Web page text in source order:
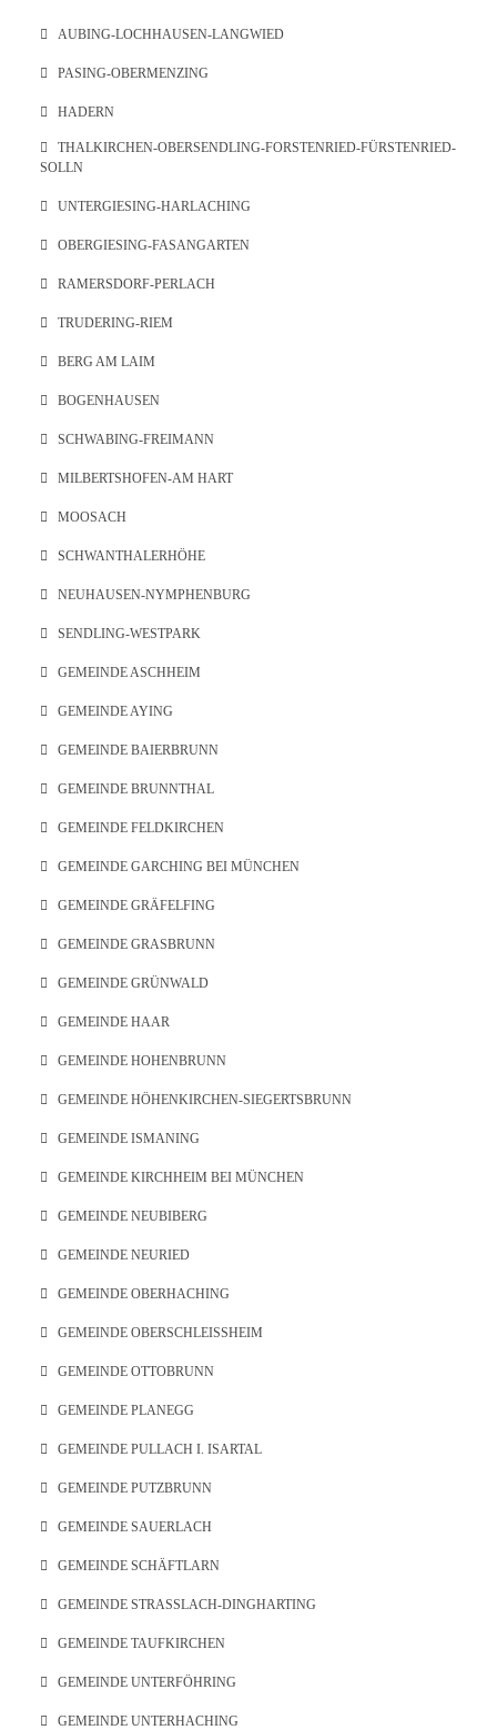
AUBING-LOCHHAUSEN-LANGWIED
PASING-OBERMENZING
HADERN
THALKIRCHEN-OBERSENDLING-FORSTENRIED-FÜRSTENRIED-
SOLLN
UNTERGIESING-HARLACHING
OBERGIESING-FASANGARTEN
RAMERSDORF-PERLACH
TRUDERING-RIEM
BERG AM LAIM
BOGENHAUSEN
SCHWABING-FREIMANN
MILBERTSHOFEN-AM HART
MOOSACH
SCHWANTHALERHÖHE
NEUHAUSEN-NYMPHENBURG
SENDLING-WESTPARK
GEMEINDE ASCHHEIM
GEMEINDE AYING
GEMEINDE BAIERBRUNN
GEMEINDE BRUNNTHAL
GEMEINDE FELDKIRCHEN
GEMEINDE GARCHING BEI MÜNCHEN
GEMEINDE GRÄFELFING
GEMEINDE GRASBRUNN
GEMEINDE GRÜNWALD
GEMEINDE HAAR
GEMEINDE HOHENBRUNN
GEMEINDE HÖHENKIRCHEN-SIEGERTSBRUNN
GEMEINDE ISMANING
GEMEINDE KIRCHHEIM BEI MÜNCHEN
GEMEINDE NEUBIBERG
GEMEINDE NEURIED
GEMEINDE OBERHACHING
GEMEINDE OBERSCHLEISSHEIM
GEMEINDE OTTOBRUNN
GEMEINDE PLANEGG
GEMEINDE PULLACH I. ISARTAL
GEMEINDE PUTZBRUNN
GEMEINDE SAUERLACH
GEMEINDE SCHÄFTLARN
GEMEINDE STRASSLACH-DINGHARTING
GEMEINDE TAUFKIRCHEN
GEMEINDE UNTERFÖHRING
GEMEINDE UNTERHACHING